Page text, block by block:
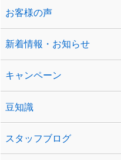
お客様の声
新着情報・お知らせ
キャンペーン
豆知識
スタッフブログ